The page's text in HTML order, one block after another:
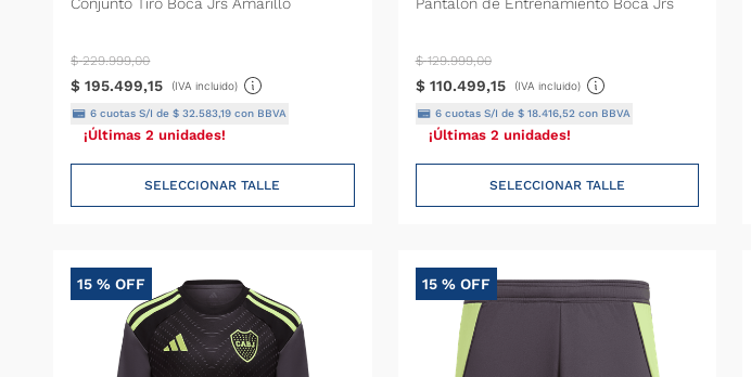
$ 229.999,00
$ 195.499,15 (IVA incluido)
6 cuotas S/I de$ 32.583,19 con BBVA
¡Últimas 2 unidades!
SELECCIONAR TALLE
$ 129.999,00
$ 110.499,15 (IVA incluido)
6cuotas S/I de $ 18.416,52 con BBVA
¡Últimas 2 unidades!
SELECCIONAR TALLE
15 % OFF 15 % OFF